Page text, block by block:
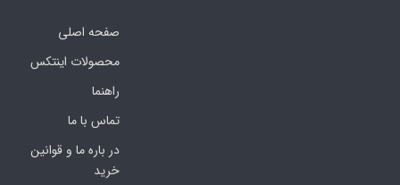
صفحه اصلی
محصولات اینتکس
راهنما
تماس با ما
در باره ما و قوانین
خرید